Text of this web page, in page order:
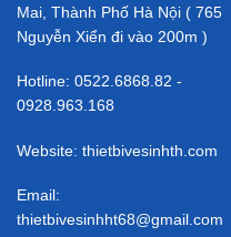
Mai, Thành Phố Hà Nội ( 765
Nguyễn Xiển đi vào 200m )
Hotline: 0522.6868.82 -
0928.963.168
Website: thietbivesinhth.com
Email:
thietbivesinhht68@gmail.com